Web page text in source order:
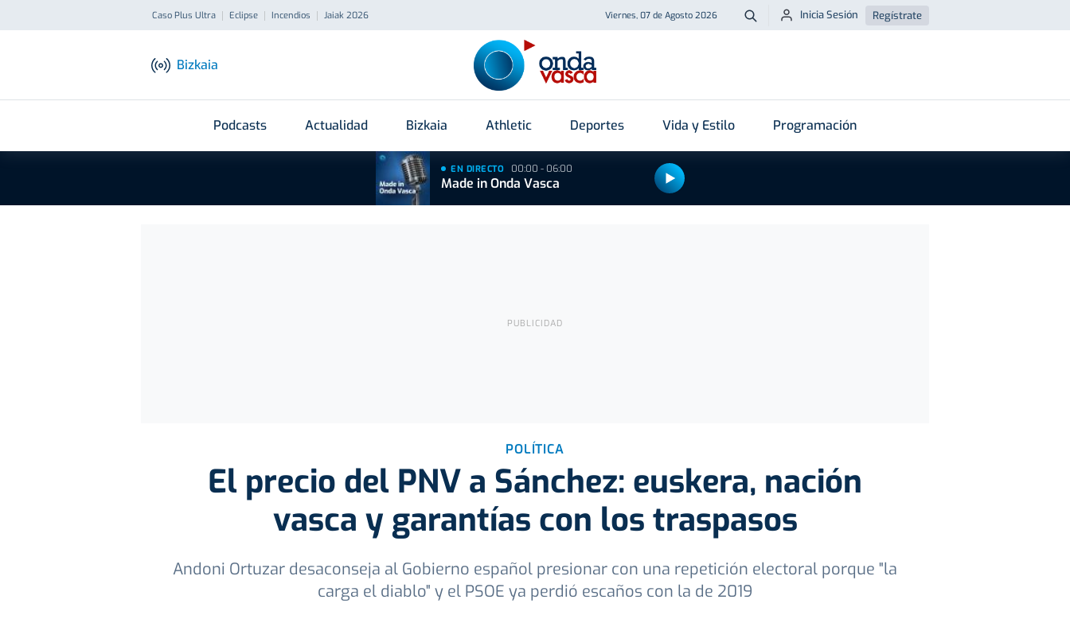
Caso Plus Ultra Eclipse Incendios Jaiak 2026 Viernes, 07 de Agosto 2026 Buscar
Inicia Sesión Regístrate
Bizkaia
Podcasts Actualidad Bizkaia Athletic Deportes Vida y Estilo Programación
EN DIRECTO 00:00 - 06:00
Made in Onda Vasca
POLÍTICA
El precio del PNV a Sánchez: euskera, nación
vasca y garantías con los traspasos
Andoni Ortuzar desaconseja al Gobierno español presionar con una repetición electoral porque "la
carga el diablo" y el PSOE ya perdió escaños con la de 2019